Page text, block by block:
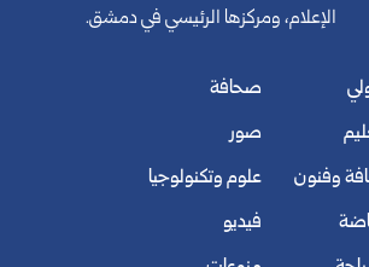
الإعلام، ومركزها الرئيسي في دمشق.
وفنون
صحافة
صور
علوم وتكنولوجيا
فيديو